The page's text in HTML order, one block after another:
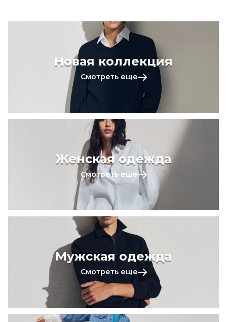
Новая коллекция
Смотреть еще
Женская одежда
Смотреть еще
Мужская одежда
Смотреть еще